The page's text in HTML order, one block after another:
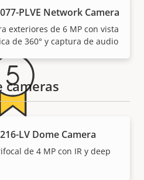
PLVE Network Camera
exteriores de 6 MP con vista
de 360° y captura de audio
cameras
LV Dome Camera
de 4 MP con IR y deep
para el
garantía de 5